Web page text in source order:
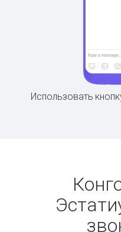
Использовать